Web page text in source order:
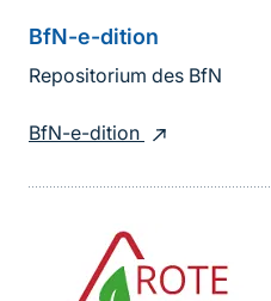
BfN-e-dition
Repositorium des BfN
BfN-e-dition